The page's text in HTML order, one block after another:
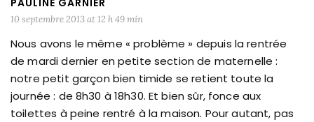
PAULINE GARNIER
10 septembre 2013 at 12 h 49 min
Nous avons le même « problème » depuis la rentrée
de mardi dernier en petite section de maternelle :
notre petit garçon bien timide se retient toute la
journée : de 8h30 à 18h30. Et bien sûr, fonce aux
toilettes à peine rentré à la maison. Pour autant, pas